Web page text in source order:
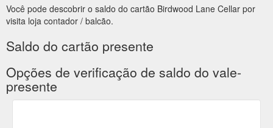
Você pode descobrir o saldo do cartão Birdwood Lane Cellar por
visita loja contador / balcão.
Saldo do cartão presente
Opções de verificação de saldo do vale-
presente